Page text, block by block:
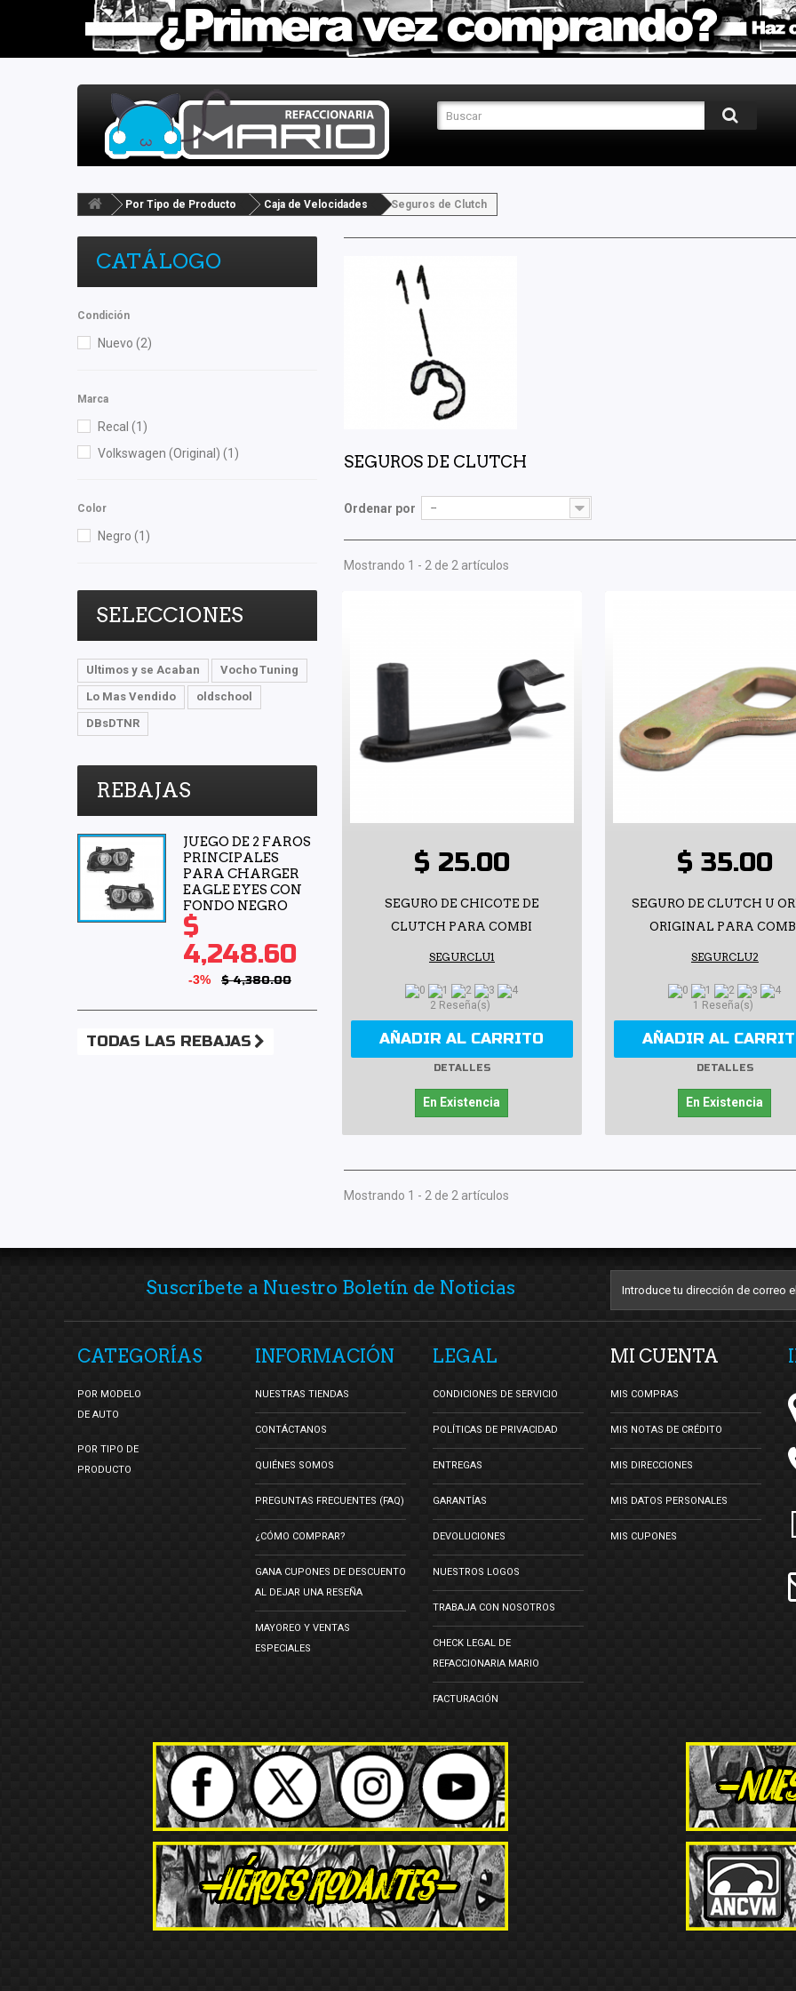
Por Tipo de Producto Caja de Velocidades Seguros de Clutch
CATÁLOGO
Condición
Nuevo (2)
Marca
Recal (1)
Volkswagen (Original) (1)
Color
Negro (1)
SELECCIONES
Ultimos y se Acaban
Vocho Tuning
Lo Mas Vendido
oldschool
DBsDTNR
REBAJAS
JUEGO DE 2 FAROS
PRINCIPALES
PARA CHARGER
EAGLE EYES CON
FONDO NEGRO
$
4,248.60
-3% $ 4,380.00
TODAS LAS REBAJAS
SEGUROS DE CLUTCH
Ordenar por --
Mostrando 1 - 2 de 2 artículos
$ 25.00
SEGURO DE CHICOTE DE
CLUTCH PARA COMBI
SEGURCLU1
2 Reseña(s)
AÑADIR AL CARRITO
DETALLES
En Existencia
$ 35.00
SEGURO DE CLUTCH U
ORIGINAL PARA
SEGURCLU2
1 Reseña(s)
AÑADIR AL
DETALLES
En Existencia
Mostrando 1 - 2 de 2 artículos
Suscríbete a Nuestro Boletín de Noticias
CATEGORÍAS
POR MODELO
DE AUTO
POR TIPO DE
PRODUCTO
INFORMACIÓN
NUESTRAS TIENDAS
CONTÁCTANOS
QUIÉNES SOMOS
PREGUNTAS FRECUENTES (FAQ)
¿CÓMO COMPRAR?
GANA CUPONES DE DESCUENTO
AL DEJAR UNA RESEÑA
MAYOREO Y VENTAS
ESPECIALES
LEGAL
CONDICIONES DE SERVICIO
POLÍTICAS DE PRIVACIDAD
ENTREGAS
GARANTÍAS
DEVOLUCIONES
NUESTROS LOGOS
TRABAJA CON NOSOTROS
CHECK LEGAL DE
REFACCIONARIA MARIO
FACTURACIÓN
MI CUENTA
MIS COMPRAS
MIS NOTAS DE CRÉDITO
MIS DIRECCIONES
MIS DATOS PERSONALES
MIS CUPONES